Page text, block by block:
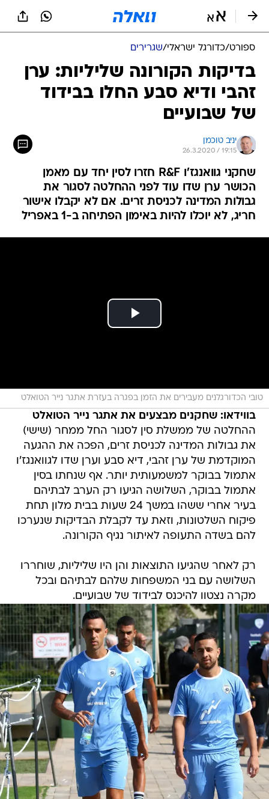
ספורט/כדורגל ישראלי/שגרירים
בדיקות הקורונה שליליות: ערן
זהבי ודיא סבע החלו בבידוד
של שבועיים
יניב טוכמן
26.3.2020 / 19:15
שחקני גוואנגז'ו R&F חזרו לסין יחד עם מאמן
הכושר ערן שדו עוד לפני ההחלטה לסגור את
גבולות המדינה לכניסת זרים. אם לא יקבלו אישור
חריג, לא יוכלו להיות באימון הפתיחה ב-1 באפריל
טובי הכדורגלנים מעבירים את הזמן בפגרה בעזרת אתגר נייר הטואלט
בווידאו: שחקנים מבצעים את אתגר נייר הטואלט
ההחלטה של ממשלת סין לסגור החל ממחר (שישי)
את גבולות המדינה לכניסת זרים, הפכה את ההגעה
המוקדמת של ערן זהבי, דיא סבע וערן שדו לגוואנגז'ו
אתמול בבוקר למשמעותית יותר. אף שנחתו בסין
אתמול בבוקר, השלושה הגיעו רק הערב לבתיהם
בעיר אחרי ששהו במשך 24 שעות בבית מלון תחת
פיקוח השלטונות, וזאת עד לקבלת הבדיקות שנערכו
להם בשדה התעופה לאיתור נגיף הקורונה.
רק לאחר שהגיעו התוצאות והן היו שליליות, שוחררו
השלושה עם בני המשפחות שלהם לבתיהם ובכל
מקרה נצטוו להיכנס לבידוד של שבועיים.